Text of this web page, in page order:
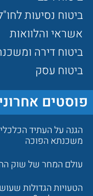
ביטוח נסיעות
אשראי והלוואות
ביטוח דירה
ביטוח עסק
פוסטים
הגנה על העתיד
משכנתא הפוכה
עולם המחר של שוק
הטעויות הגדולות